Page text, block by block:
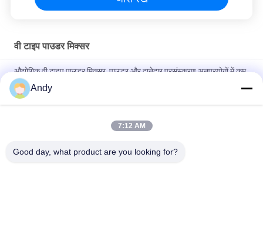
वी टाइप पाउडर मिक्सर
औद्योगिक वी टाइप पाउडर मिक्सर, पाउडर और दानेदार प्रसंस्करण अनुप्रयोगों में कम
मिश्रण समय और उच्च एकरूपता के लिए डिज़ाइन किया गया
खाद्य और रसायन उद्योगों में समान सूखे पाउडर मिश्रण के लिए वी टाइप पाउडर मिक्सर,
Andy
7:12 AM
Good day, what product are you looking for?